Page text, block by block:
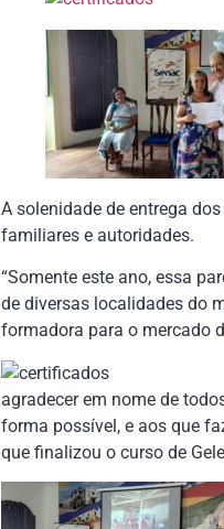
A solenidade de entrega
familiares e autoridades.
“Somente este ano, essa
de diversas localidades do
formadora para o mercado
agradecer em nome de
forma possível, e aos que
que finalizou o curso de